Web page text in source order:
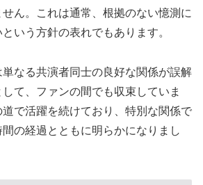
ん。これは通常、根拠のない憶測に
いう方針の表れでもあります。
なる共演者同士の良好な関係が誤解
て、ファンの間でも収束していま
で活躍を続けており、特別な関係で
の経過とともに明らかになりまし